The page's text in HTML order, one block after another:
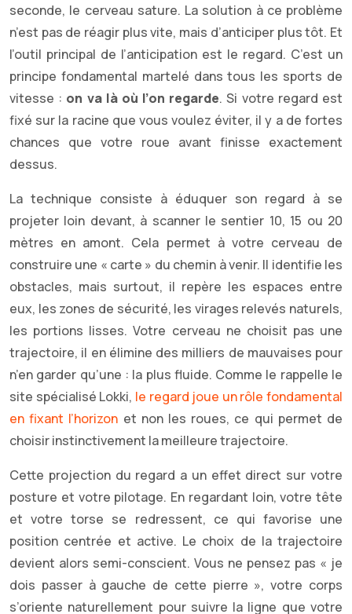
seconde, le cerveau sature. La solution à ce problème
n’est pas de réagir plus vite, mais d’anticiper plus tôt. Et
l’outil principal de l’anticipation est le regard. C’est un
principe fondamental martelé dans tous les sports de
vitesse : on va là où l’on regarde. Si votre regard est
fixé sur la racine que vous voulez éviter, il y a de fortes
chances que votre roue avant finisse exactement
dessus.
La technique consiste à éduquer son regard à se
projeter loin devant, à scanner le sentier 10, 15 ou 20
mètres en amont. Cela permet à votre cerveau de
construire une « carte » du chemin à venir. Il identifie les
obstacles, mais surtout, il repère les espaces entre
eux, les zones de sécurité, les virages relevés naturels,
les portions lisses. Votre cerveau ne choisit pas une
trajectoire, il en élimine des milliers de mauvaises pour
n’en garder qu’une : la plus fluide. Comme le rappelle le
site spécialisé Lokki, le regard joue un rôle fondamental
en fixant l’horizon et non les roues, ce qui permet de
choisir instinctivement la meilleure trajectoire.
Cette projection du regard a un effet direct sur votre
posture et votre pilotage. En regardant loin, votre tête
et votre torse se redressent, ce qui favorise une
position centrée et active. Le choix de la trajectoire
devient alors semi-conscient. Vous ne pensez pas « je
dois passer à gauche de cette pierre », votre corps
s’oriente naturellement pour suivre la ligne que votre